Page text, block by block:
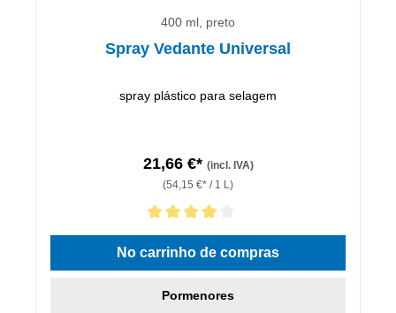
400 ml, preto
Spray Vedante Universal
spray plástico para selagem
21,66 €* (incl. IVA)
(54,15 €* / 1 L)
Classificação média de 4 de 5 estrelas
No carrinho de compras
Pormenores